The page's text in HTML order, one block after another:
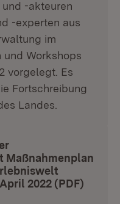
-akteuren
-experten aus
im
und Workshops
vorgelegt. Es
Fortschreibung
Landes.
Maßnahmenplan
2022 (PDF)